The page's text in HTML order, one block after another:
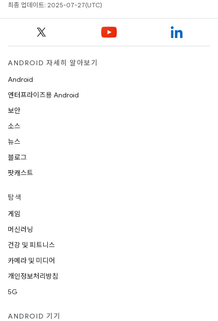
최종 업데이트: 2025-07-27(UTC)
ANDROID 자세히 알아보기
Android
엔터프라이즈용 Android
보안
소스
뉴스
블로그
팟캐스트
탐색
게임
머신러닝
건강 및 피트니스
카메라 및 미디어
개인정보처리방침
5G
ANDROID 기기